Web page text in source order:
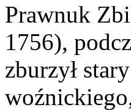
Prawnuk
1756),
zburzył